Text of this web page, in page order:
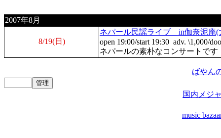
2007年8月
8/19(日)
ネパール民謡ライブ in伽奈泥庵(
open 19:00/start 19:30 adv. \1,000/
ネパールの素朴なコンサートです
ばやん
国内メジ
music